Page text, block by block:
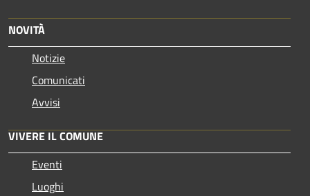
NOVITÀ
Notizie
Comunicati
Avvisi
VIVERE IL COMUNE
Eventi
Luoghi